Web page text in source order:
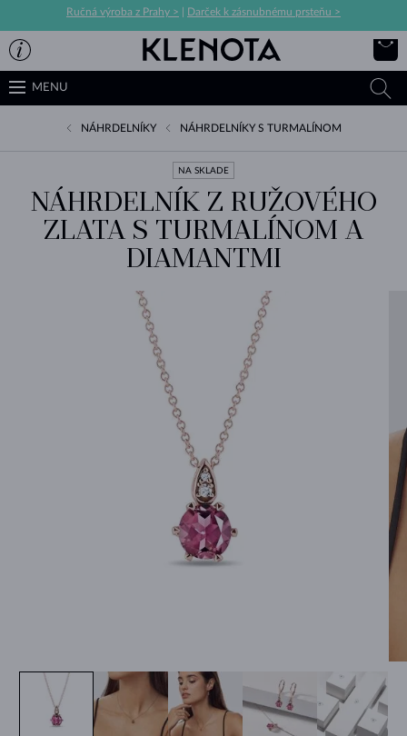
Ručná výroba z Prahy > Darček k zásnubnému prsteňu >
MENU
NÁHRDELNÍKY NÁHRDELNÍKY S TURMALÍNOM
NA SKLADE
NÁHRDELNÍK Z RUŽOVÉHO
ZLATA S TURMALÍNOM A
DIAMANTMI